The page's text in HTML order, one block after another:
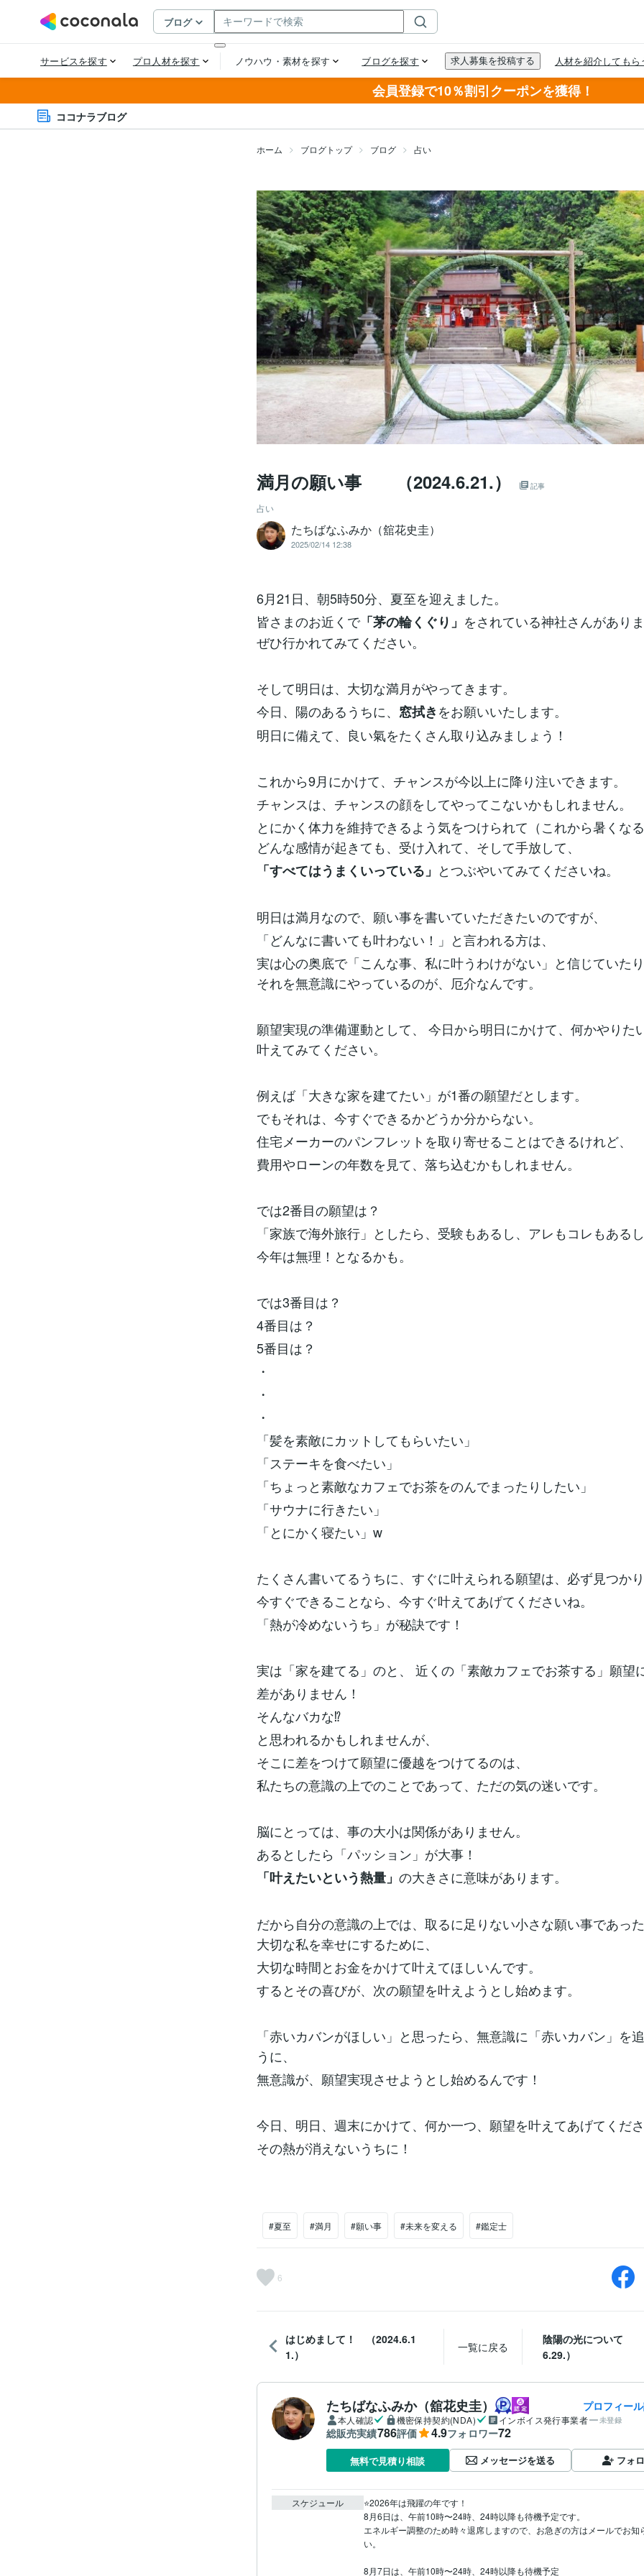
会員登録で10％割引クーポンを獲得！
ココナラブログ
ホーム ブログトップ ブログ 占い
満月の願い事 （2024.6.21.） 記事
占い
たちばなふみか（舘花史圭）
2025/02/14 12:38
6月21日、朝5時50分、夏至を迎えました。
皆さまのお近くで「茅の輪くぐり」 をされている神社さんがあり
ぜひ行かれてみてください。
そして明日は、大切な満月がやってきます。
今日、陽のあるうちに、 窓拭きをお願いいたします。
明日に備えて、良い氣をたくさん取り込みましょう！
これから9月にかけて、チャンスが今以上に降り注いできます。
チャンスは、チャンスの顔をしてやってこないかもしれません。
とにかく体力を維持できるよう気をつけられて（これから暑くな
どんな感情が起きても、受け入れて、そして手放して、
「すべてはうまくいっている」 とつぶやいてみてくださいね。
明日は満月なので、願い事を書いていただきたいのですが、
「どんなに書いても叶わない！」と言われる方は、
実は心の奥底で「こんな事、私に叶うわけがない」と信じていた
それを無意識にやっているのが、厄介なんです。
願望実現の準備運動として、 今日から明日にかけて、何かやりた
叶えてみてください。
例えば「大きな家を建てたい」が1番の願望だとします。
でもそれは、今すぐできるかどうか分からない。
住宅メーカーのパンフレットを取り寄せることはできるけれど、
費用やローンの年数を見て、落ち込むかもしれません。
では2番目の願望は？
「家族で海外旅行」としたら、受験もあるし、アレもコレもある
今年は無理！となるかも。
では3番目は？
4番目は？
5番目は？
・
・
・
「髪を素敵にカットしてもらいたい」
「ステーキを食べたい」
「ちょっと素敵なカフェでお茶をのんでまったりしたい」
「サウナに行きたい」
「とにかく寝たい」w
たくさん書いてるうちに、すぐに叶えられる願望は、必ず見つか
今すぐできることなら、今すぐ叶えてあげてくださいね。
「熱が冷めないうち」が秘訣です！
実は「家を建てる」のと、 近くの「素敵カフェでお茶する」願望
差がありません！
そんなバカな⁉️
と思われるかもしれませんが、
そこに差をつけて願望に優越をつけてるのは、
私たちの意識の上でのことであって、ただの気の迷いです。
脳にとっては、事の大小は関係がありません。
あるとしたら「パッション」が大事！
「叶えたいという熱量」 の大きさに意味があります。
だから自分の意識の上では、取るに足りない小さな願い事であっ
大切な私を幸せにするために、
大切な時間とお金をかけて叶えてほしいんです。
するとその喜びが、次の願望を叶えようとし始めます。
「赤いカバンがほしい」と思ったら、無意識に「赤いカバン」を
うに、
無意識が、願望実現させようとし始めるんです！
今日、明日、週末にかけて、何か一つ、願望を叶えてあげてくだ
その熱が消えないうちに！
#夏至 #満月 #願い事 #未来を変える #鑑定士
6
はじめまして！ （2024.6.1
1.）
一覧に戻る
陰陽の光について
6.29.）
たちばなふみか（舘花史圭） プロフィー
本人確認 機密保持契約(NDA) インボイス発行事業者 未登録
総販売実績786評価 4.9フォロワー72
無料で見積り相談 メッセージを送る フォ
スケジュール
⭐️2026年は飛躍の年です！
8月6日は、午前10時〜24時、24時以降も待機予定です。
エネルギー調整のため時々退席しますので、お急ぎの方はメールでお知
い。
8月7日は、午前10時〜24時、24時以降も待機予定